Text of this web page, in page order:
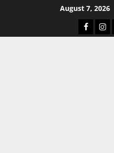
August 7, 2026